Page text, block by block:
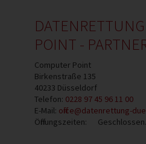
POINT -
Computer Point
Birkenstraße 135
40233 Düsseldorf
Telefon: 0228 97 45 96 11 00
E-Mail: office@datenrettung-
Öffnungszeiten: